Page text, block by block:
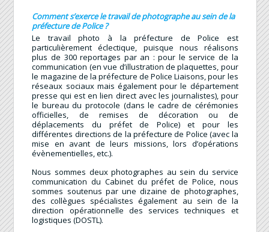
Comment s’exerce le travail de photographe au sein de la
préfecture de Police ?
Le travail photo à la préfecture de Police est
particulièrement éclectique, puisque nous réalisons
plus de 300 reportages par an : pour le service de la
communication (en vue d’illustration de plaquettes, pour
le magazine de la préfecture de Police Liaisons, pour les
réseaux sociaux mais également pour le département
presse qui est en lien direct avec les journalistes), pour
le bureau du protocole (dans le cadre de cérémonies
officielles, de remises de décoration ou de
déplacements du préfet de Police) et pour les
différentes directions de la préfecture de Police (avec la
mise en avant de leurs missions, lors d’opérations
évènementielles, etc.).
Nous sommes deux photographes au sein du service
communication du Cabinet du préfet de Police, nous
sommes soutenus par une dizaine de photographes,
des collègues spécialistes également au sein de la
direction opérationnelle des services techniques et
logistiques (DOSTL).